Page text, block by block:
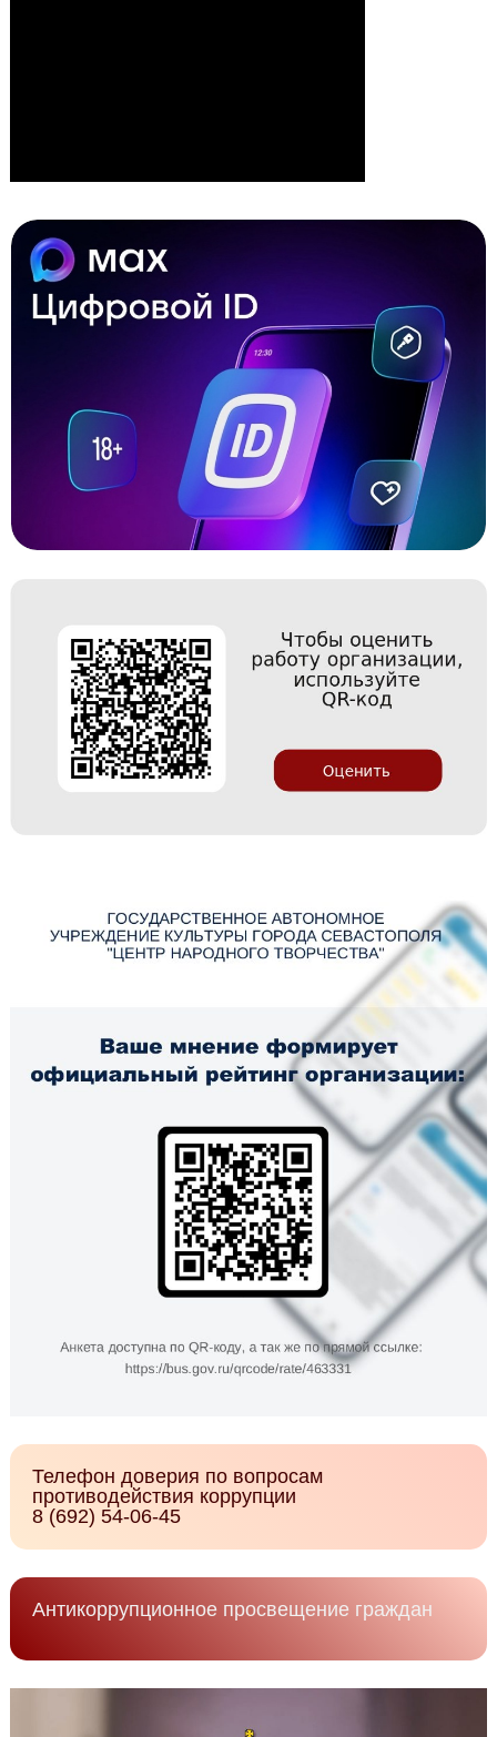
Телефон доверия по вопросам
противодействия коррупции
8 (692) 54-06-45
Антикоррупционное просвещение граждан